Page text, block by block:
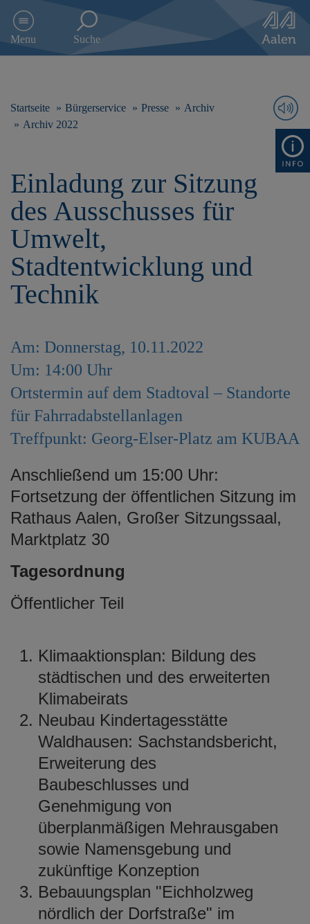
e
n
Menu Suche
Startseite Bürgerservice Presse
Archiv
Archiv 2022
Einladung zur Sitzung
des Ausschusses für
Umwelt,
Stadtentwicklung und
Technik
Am: Donnerstag, 10.11.2022
Um: 14:00 Uhr
Ortstermin auf dem Stadtoval – Standorte
für Fahrradabstellanlagen
Treffpunkt: Georg-Elser-Platz am KUBAA
Anschließend um 15:00 Uhr:
Fortsetzung der öffentlichen Sitzung im
Rathaus Aalen, Großer Sitzungssaal,
Marktplatz 30
Tagesordnung
Öffentlicher Teil
Klimaaktionsplan: Bildung des
städtischen und des erweiterten
Klimabeirats
Neubau Kindertagesstätte
Waldhausen: Sachstandsbericht,
Erweiterung des
Baubeschlusses und
Genehmigung von
überplanmäßigen Mehrausgaben
sowie Namensgebung und
zukünftige Konzeption
Bebauungsplan "Eichholzweg
nördlich der Dorfstraße" im